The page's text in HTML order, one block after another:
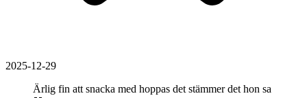
2025-12-29
Ärlig fin att snacka med hoppas det stämmer det hon sa